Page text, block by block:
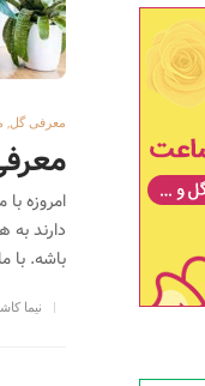
معرفی گل,
معرفی 7 نوع گل مقاوم
امروزه
دارند
باشه. با
نیما